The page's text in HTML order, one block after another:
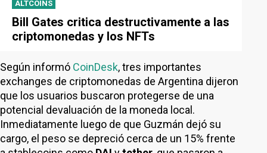
ALTCOINS
Bill Gates critica destructivamente a las
criptomonedas y los NFTs
Según informó CoinDesk, tres importantes
exchanges de criptomonedas de Argentina dijeron
que los usuarios buscaron protegerse de una
potencial devaluación de la moneda local.
Inmediatamente luego de que Guzmán dejó su
cargo, el peso se depreció cerca de un 15% frente